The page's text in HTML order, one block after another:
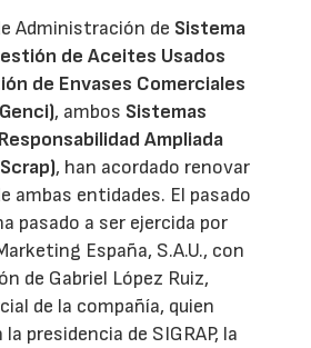
Administración de Sistema
de Aceites Usados
de Envases Comerciales
, ambos Sistemas
Ampliada
, han acordado renovar
ambas entidades. El pasado
pasado a ser ejercida por
España, S.A.U., con
de Gabriel López Ruiz,
de la compañía, quien
presidencia de SIGRAP, la